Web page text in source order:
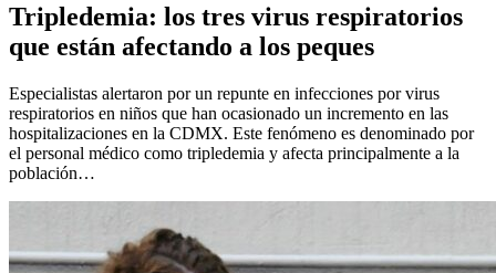
Tripledemia: los tres virus respiratorios
que están afectando a los peques
Especialistas alertaron por un repunte en infecciones por virus
respiratorios en niños que han ocasionado un incremento en las
hospitalizaciones en la CDMX. Este fenómeno es denominado por
el personal médico como tripledemia y afecta principalmente a la
población…